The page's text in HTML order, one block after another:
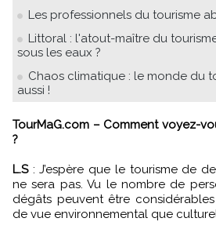
Les professionnels du tourisme
Littoral : l'atout-maître du
sous les eaux ?
Chaos climatique : le monde du
aussi !
TourMaG.com – Comment voyez-vous évoluer le tourisme
?
L.S: J’espère que le tourisme de
ne sera pas. Vu le nombre de
dégâts peuvent être
de vue environnemental que